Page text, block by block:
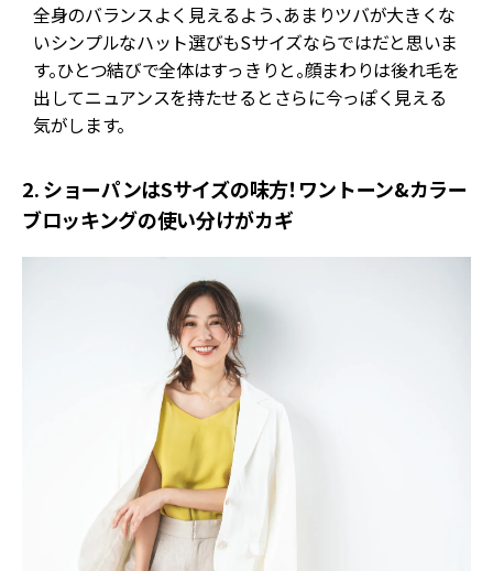
全身のバランスよく見えるよう、あまりツバが大きくな
いシンプルなハット選びもSサイズならではだと思いま
す。ひとつ結びで全体はすっきりと。顔まわりは後れ毛を
出してニュアンスを持たせるとさらに今っぽく見える
気がします。
2. ショーパンはSサイズの味方！ワントーン&カラー
ブロッキングの使い分けがカギ